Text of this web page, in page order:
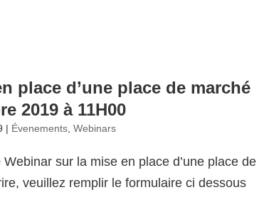
place d’une place de marché
2019 à 11H00
| Évenements ,Webinars
sur la mise en place d’une place de
veuillez remplir le formulaire ci dessous